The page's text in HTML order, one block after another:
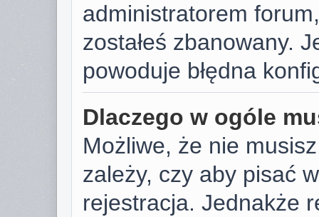
administratorem
zostałeś zbanowany.
powoduje błędna
Dlaczego w ogóle
Możliwe, że nie
zależy, czy aby pisać
rejestracja. Jednakże